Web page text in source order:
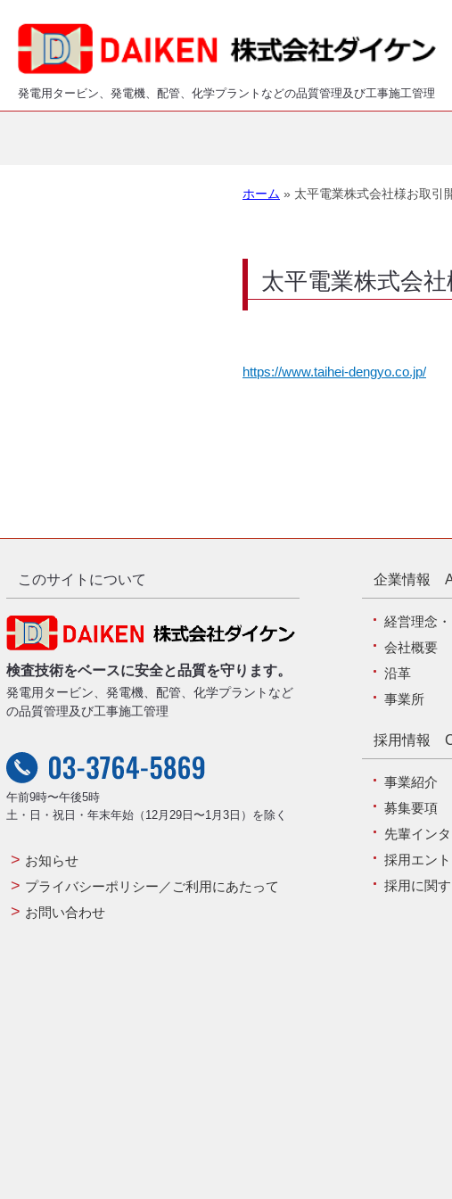
発電用タービン、発電機、配管、化学プラントなどの品質管理及び工事施工管理
ホーム » 太平電業株式会社様お取引
太平電業株式会
https://www.taihei-dengyo.co.jp/
このサイトについて
検査技術をベースに安全と品質を守ります。
発電用タービン、発電機、配管、化学プラントなど
の品質管理及び工事施工管理
午前9時〜午後5時
土・日・祝日・年末年始（12月29日〜1月3日）を除く
お知らせ
プライバシーポリシー／ご利用にあたって
お問い合わせ
企業情報
経営理念
会社概要
沿革
事業所
採用情報
事業紹介
募集要項
先輩イン
採用エン
採用に関